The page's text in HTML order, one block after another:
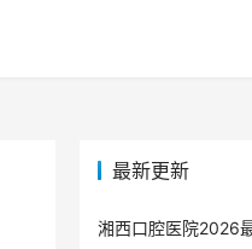
最新更新
湘西口腔医院2026